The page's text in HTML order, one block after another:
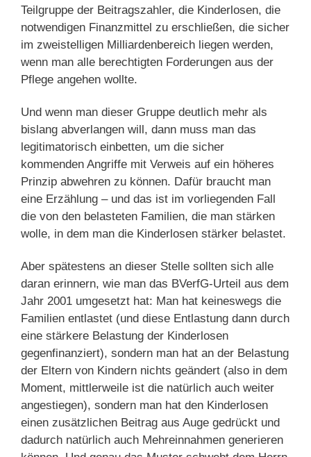
Teilgruppe der Beitragszahler, die Kinderlosen, die
notwendigen Finanzmittel zu erschließen, die sicher
im zweistelligen Milliardenbereich liegen werden,
wenn man alle berechtigten Forderungen aus der
Pflege angehen wollte.
Und wenn man dieser Gruppe deutlich mehr als
bislang abverlangen will, dann muss man das
legitimatorisch einbetten, um die sicher
kommenden Angriffe mit Verweis auf ein höheres
Prinzip abwehren zu können. Dafür braucht man
eine Erzählung – und das ist im vorliegenden Fall
die von den belasteten Familien, die man stärken
wolle, in dem man die Kinderlosen stärker belastet.
Aber spätestens an dieser Stelle sollten sich alle
daran erinnern, wie man das BVerfG-Urteil aus dem
Jahr 2001 umgesetzt hat: Man hat keineswegs die
Familien entlastet (und diese Entlastung dann durch
eine stärkere Belastung der Kinderlosen
gegenfinanziert), sondern man hat an der Belastung
der Eltern von Kindern nichts geändert (also in dem
Moment, mittlerweile ist die natürlich auch weiter
angestiegen), sondern man hat den Kinderlosen
einen zusätzlichen Beitrag aus Auge gedrückt und
dadurch natürlich auch Mehreinnahmen generieren